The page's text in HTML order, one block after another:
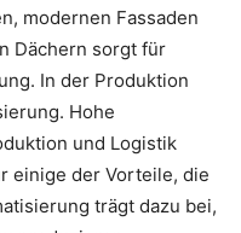
modernen Fassaden
Dächern sorgt für
In der Produktion
Hohe
und Logistik
einige der Vorteile, die
trägt dazu bei,